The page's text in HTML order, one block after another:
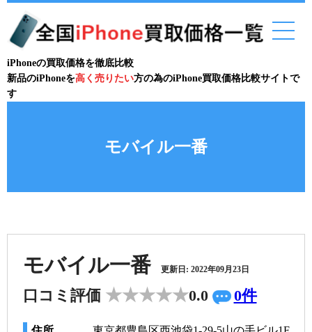
iPhoneの買取価格を徹底比較
新品のiPhoneを高く売りたい方の為のiPhone買取価格比較サイトで
す
モバイル一番
モバイル一番 更新日: 2022年09月23日
口コミ評価 0.0 0件